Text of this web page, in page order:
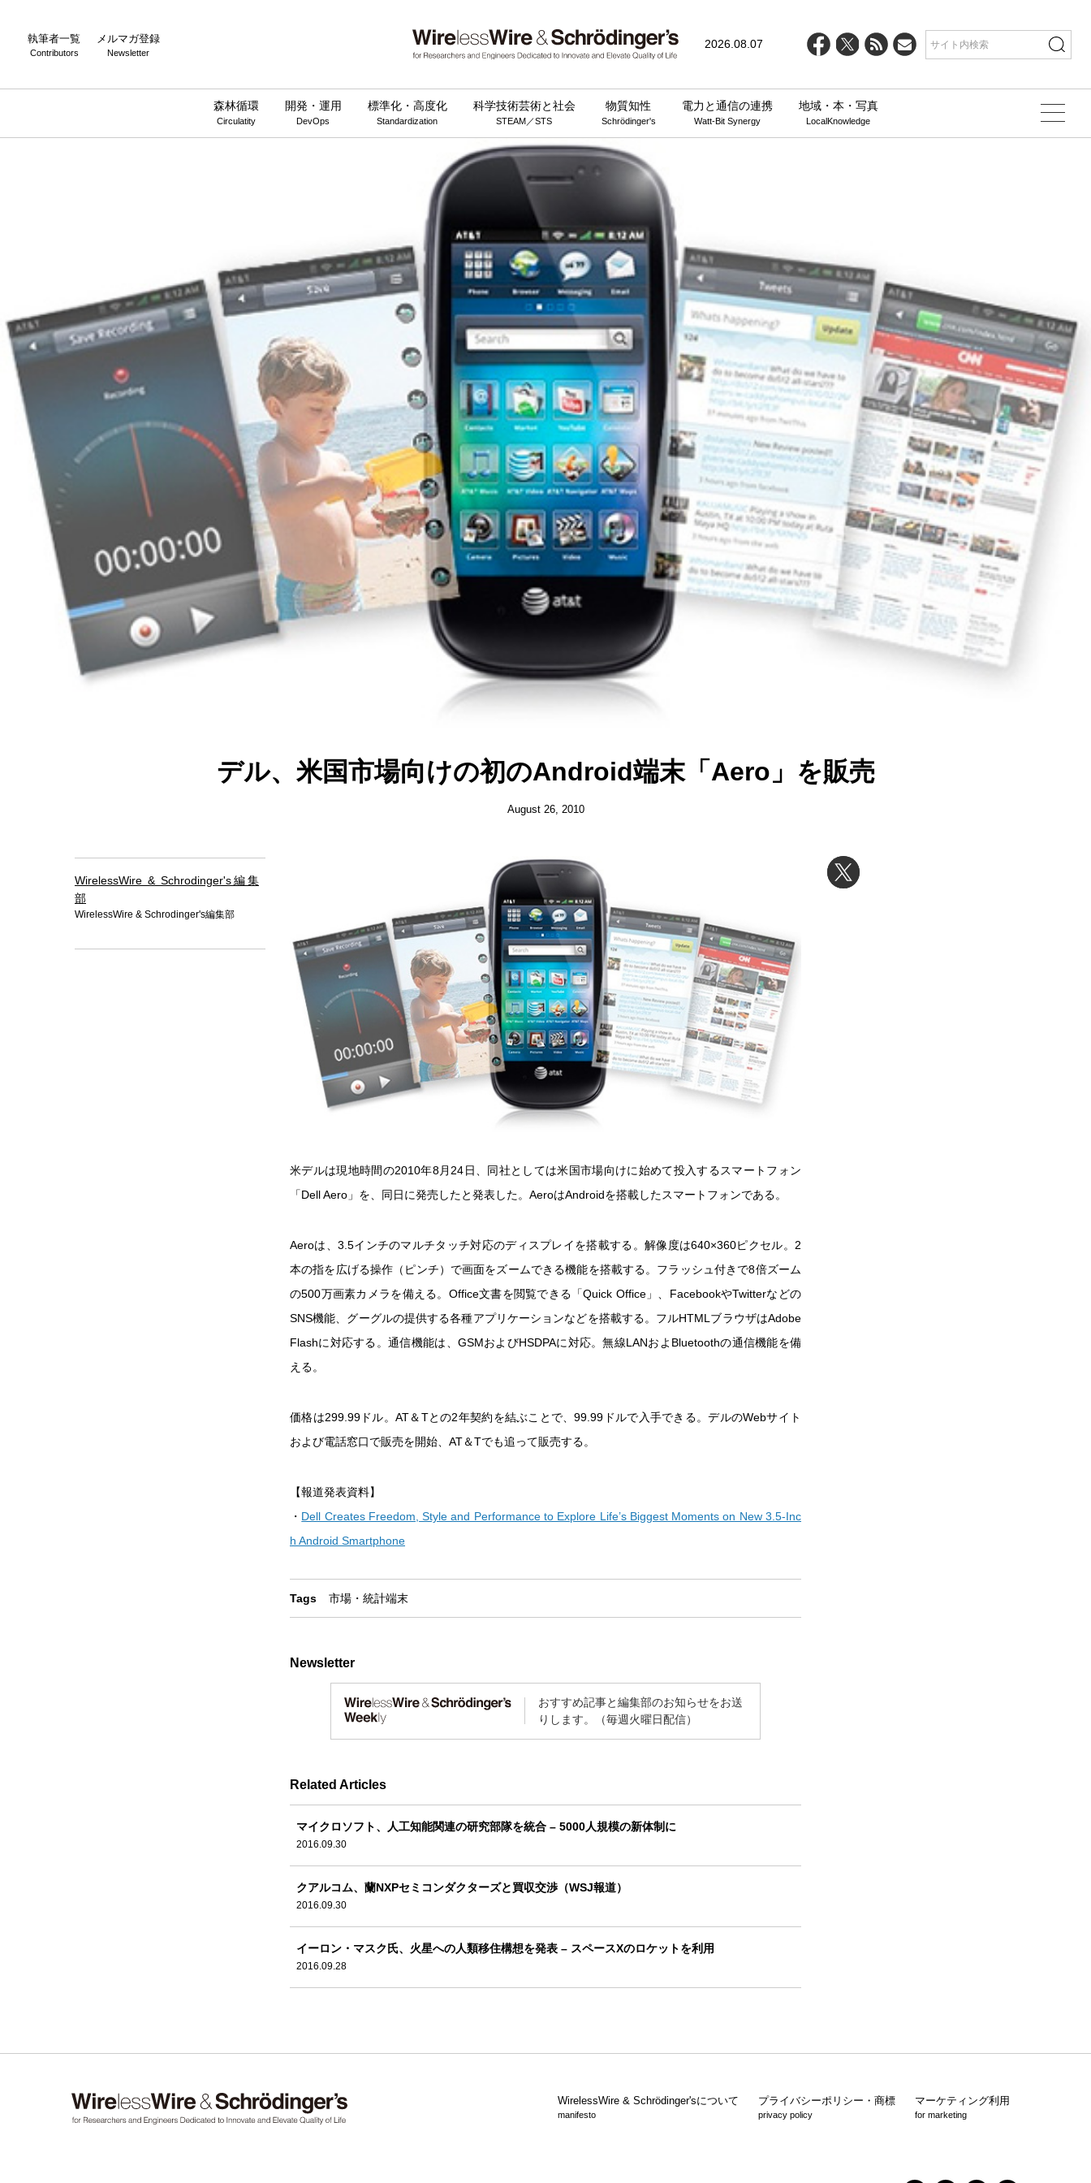
執筆者一覧
Contributors
メルマガ登録
Newsletter
2026.08.07
森林循環
Circulatity
開発・運用
DevOps
標準化・高度化
Standardization
科学技術芸術と社会
STEAM／STS
物質知性
Schrödinger's
電力と通信の連携
Watt-Bit Synergy
地域・本・写真
LocalKnowledge
デル、米国市場向けの初のAndroid端末「Aero」を販売
August 26, 2010
WirelessWire & Schrodinger's編集
部
WirelessWire & Schrodinger's編集部
米デルは現地時間の2010年8月24日、同社としては米国市場向けに始めて投入するスマートフォン
「Dell Aero」を、同日に発売したと発表した。AeroはAndroidを搭載したスマートフォンである。
Aeroは、3.5インチのマルチタッチ対応のディスプレイを搭載する。解像度は640×360ピクセル。2
本の指を広げる操作（ピンチ）で画面をズームできる機能を搭載する。フラッシュ付きで8倍ズーム
の500万画素カメラを備える。Office文書を閲覧できる「Quick Office」、FacebookやTwitterなどの
SNS機能、グーグルの提供する各種アプリケーションなどを搭載する。フルHTMLブラウザはAdobe
Flashに対応する。通信機能は、GSMおよびHSDPAに対応。無線LANおよBluetoothの通信機能を備
える。
価格は299.99ドル。AT＆Tとの2年契約を結ぶことで、99.99ドルで入手できる。デルのWebサイト
および電話窓口で販売を開始、AT＆Tでも追って販売する。
【報道発表資料】
・ Dell Creates Freedom, Style and Performance to Explore Life’s Biggest Moments on New 3.5-Inc
h Android Smartphone
Tags 市場・統計端末
Newsletter
おすすめ記事と編集部のお知らせをお送
りします。（毎週火曜日配信）
Related Articles
マイクロソフト、人工知能関連の研究部隊を統合 – 5000人規模の新体制に
2016.09.30
クアルコム、蘭NXPセミコンダクターズと買収交渉（WSJ報道）
2016.09.30
イーロン・マスク氏、火星への人類移住構想を発表 – スペースXのロケットを利用
2016.09.28
WirelessWire & Schrödinger'sについて
manifesto
プライバシーポリシー・商標
privacy policy
マーケティング利用
for marketing